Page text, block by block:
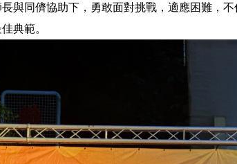
與同儕協助下，勇敢面對挑戰，適應困難，
典範。